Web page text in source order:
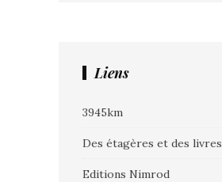
Liens
3945km
Des étagères et des livres
Editions Nimrod